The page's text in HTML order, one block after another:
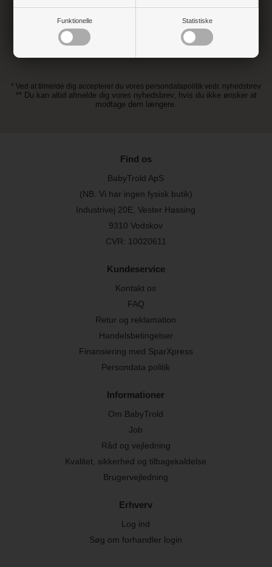
Funktionelle Statistiske
* Ved at tilmelde dig accepterer du vores persondatapolitik vedr. nyhedsbrev
** Du kan altid afmelde dig vores nyhedsbrev, hvis du ikke ønsker at
modtage dem længere.
Find os
BabyTrold ApS
(NB. Vi har ingen fysisk butik)
Industrivej 20E, Vester Hassing
9310 Vodskov
CVR: 10020611
Kundeservice
Kontakt os
FAQ
Retur og reklamation
Handelsbetingelser
Finansiering med SparXpress
Persondata politik
Informationer
Om BabyTrold
Job
Råd og vejledning
Kvalitet, sikkerhed og tilbagekaldelse
Brugervejledning
Erhverv
Log ind
Søg om forhandler login